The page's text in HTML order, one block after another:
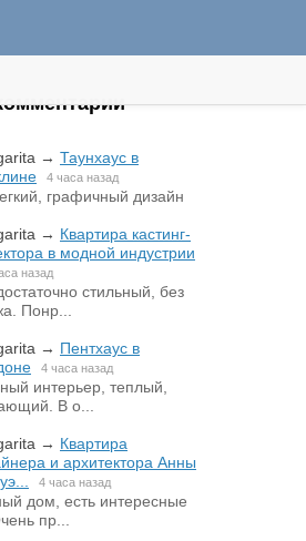
→ Таунхаус в
4 часа назад
графичный дизайн
→ Квартира кастинг-
в модной индустрии
назад
стильный, без
Понр...
→ Пентхаус в
4 часа назад
интерьер, теплый,
В о...
→ Квартира
и архитектора Анны
4 часа назад
дом, есть интересные
пр...